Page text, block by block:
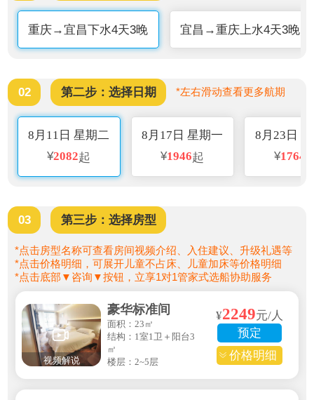
米、净高2 3 米，是一艘全新豪华的移动五星级酒店。
重庆→宜昌下水4天3晚 宜昌→重庆上水4天3晚
02 第二步：选择日期 *左右滑动查看更多航期
8月11日 星期二
¥2082起
8月17日 星期一
¥1946起
8月23日
¥1764
03 第三步：选择房型
*点击房型名称可查看房间视频介绍、入住建议、升级礼遇等
*点击价格明细，可展开儿童不占床、儿童加床等价格明细
*点击底部▼咨询▼按钮，立享1对1管家式选船协助服务
视频解说
豪华标准间
面积：23㎡
结构：1室1卫＋阳台3
㎡
楼层：2~5层
¥2249元/人
预定
价格明细